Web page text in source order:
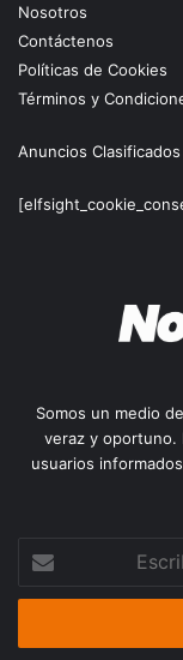
Nosotros
Contáctenos
Políticas de Cookies
Términos y
Anuncios Clasificados
Somos un medio
veraz y oportuno.
usuarios
tu
correo